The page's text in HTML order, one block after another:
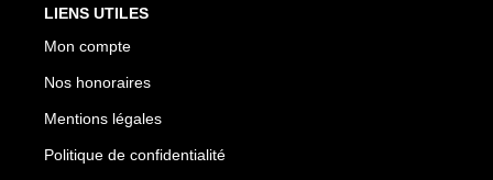
LIENS UTILES
Mon compte
Nos honoraires
Mentions légales
Politique de confidentialité